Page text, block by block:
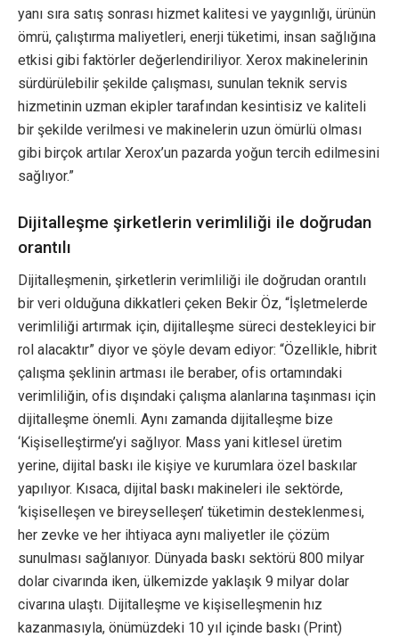
yanı sıra satış sonrası hizmet kalitesi ve yaygınlığı, ürünün
ömrü, çalıştırma maliyetleri, enerji tüketimi, insan sağlığına
etkisi gibi faktörler değerlendiriliyor. Xerox makinelerinin
sürdürülebilir şekilde çalışması, sunulan teknik servis
hizmetinin uzman ekipler tarafından kesintisiz ve kaliteli
bir şekilde verilmesi ve makinelerin uzun ömürlü olması
gibi birçok artılar Xerox’un pazarda yoğun tercih edilmesini
sağlıyor.”
Dijitalleşme şirketlerin verimliliği ile doğrudan
orantılı
Dijitalleşmenin, şirketlerin verimliliği ile doğrudan orantılı
bir veri olduğuna dikkatleri çeken Bekir Öz, “İşletmelerde
verimliliği artırmak için, dijitalleşme süreci destekleyici bir
rol alacaktır” diyor ve şöyle devam ediyor: “Özellikle, hibrit
çalışma şeklinin artması ile beraber, ofis ortamındaki
verimliliğin, ofis dışındaki çalışma alanlarına taşınması için
dijitalleşme önemli. Aynı zamanda dijitalleşme bize
‘Kişiselleştirme’yi sağlıyor. Mass yani kitlesel üretim
yerine, dijital baskı ile kişiye ve kurumlara özel baskılar
yapılıyor. Kısaca, dijital baskı makineleri ile sektörde,
‘kişiselleşen ve bireyselleşen’ tüketimin desteklenmesi,
her zevke ve her ihtiyaca aynı maliyetler ile çözüm
sunulması sağlanıyor. Dünyada baskı sektörü 800 milyar
dolar civarında iken, ülkemizde yaklaşık 9 milyar dolar
civarına ulaştı. Dijitalleşme ve kişiselleşmenin hız
kazanmasıyla, önümüzdeki 10 yıl içinde baskı (Print)